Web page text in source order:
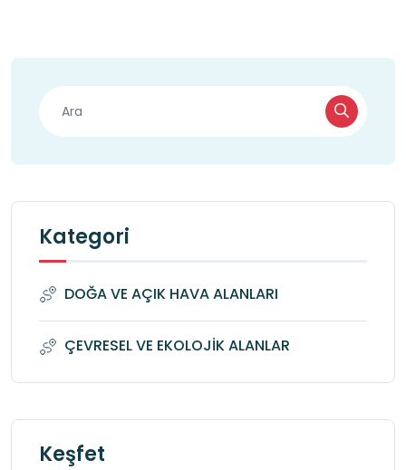
Kategori
DOĞA VE AÇIK HAVA ALANLARI
ÇEVRESEL VE EKOLOJİK ALANLAR
Keşfet